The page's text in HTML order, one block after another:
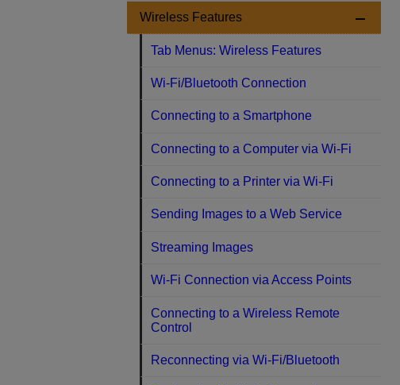
Wireless Features
Tab Menus: Wireless Features
Wi-Fi/Bluetooth Connection
Connecting to a Smartphone
Connecting to a Computer via Wi-Fi
Connecting to a Printer via Wi-Fi
Sending Images to a Web Service
Streaming Images
Wi-Fi Connection via Access Points
Connecting to a Wireless Remote
Control
Reconnecting via Wi-Fi/Bluetooth